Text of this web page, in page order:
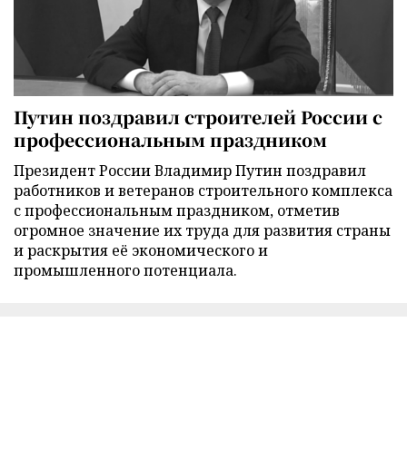
Путин поздравил строителей России с
профессиональным праздником
Президент России Владимир Путин поздравил
работников и ветеранов строительного комплекса
с профессиональным праздником, отметив
огромное значение их труда для развития страны
и раскрытия её экономического и
промышленного потенциала.